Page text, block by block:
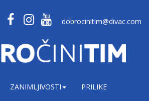
dobrocinitim@divac.com
ZANIMLJIVOSTI PRILIKE